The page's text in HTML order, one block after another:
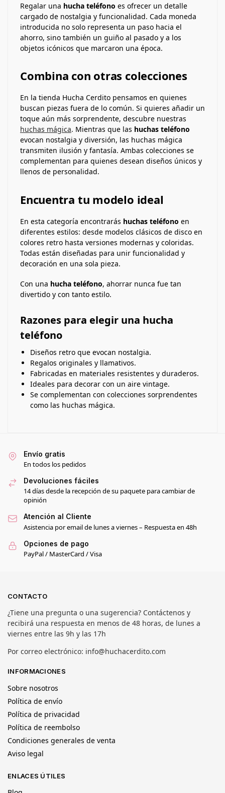
Regalar una hucha teléfono es ofrecer un detalle
cargado de nostalgia y funcionalidad. Cada moneda
introducida no solo representa un paso hacia el
ahorro, sino también un guiño al pasado y a los
objetos icónicos que marcaron una época.
Combina con otras colecciones
En la tienda Hucha Cerdito pensamos en quienes
buscan piezas fuera de lo común. Si quieres añadir un
toque aún más sorprendente, descubre nuestras
huchas mágica. Mientras que las huchas teléfono
evocan nostalgia y diversión, las huchas mágica
transmiten ilusión y fantasía. Ambas colecciones se
complementan para quienes desean diseños únicos y
llenos de personalidad.
Encuentra tu modelo ideal
En esta categoría encontrarás huchas teléfono en
diferentes estilos: desde modelos clásicos de disco en
colores retro hasta versiones modernas y coloridas.
Todas están diseñadas para unir funcionalidad y
decoración en una sola pieza.
Con una hucha teléfono, ahorrar nunca fue tan
divertido y con tanto estilo.
Razones para elegir una hucha
teléfono
Diseños retro que evocan nostalgia.
Regalos originales y llamativos.
Fabricadas en materiales resistentes y duraderos.
Ideales para decorar con un aire vintage.
Se complementan con colecciones sorprendentes
como las huchas mágica.
Envío gratis
En todos los pedidos
Devoluciones fáciles
14 días desde la recepción de su paquete para cambiar de
opinión
Atención al Cliente
Asistencia por email de lunes a viernes – Respuesta en 48h
Opciones de pago
PayPal / MasterCard / Visa
CONTACTO
¿Tiene una pregunta o una sugerencia? Contáctenos y
recibirá una respuesta en menos de 48 horas, de lunes a
viernes entre las 9h y las 17h
Por correo electrónico: info@huchacerdito.com
INFORMACIONES
Sobre nosotros
Política de envío
Política de privacidad
Política de reembolso
Condiciones generales de venta
Aviso legal
ENLACES ÚTILES